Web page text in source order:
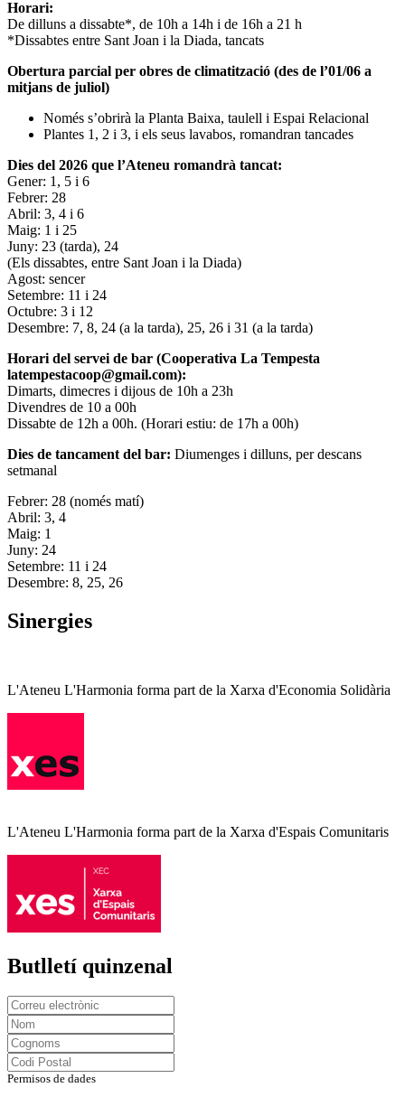
Horari:
De dilluns a dissabte*, de 10h a 14h i de 16h a 21 h
*Dissabtes entre Sant Joan i la Diada, tancats
Obertura parcial per obres de climatització (des de l’01/06 a
mitjans de juliol)
Només s’obrirà la Planta Baixa, taulell i Espai Relacional
Plantes 1, 2 i 3, i els seus lavabos, romandran tancades
Dies del 2026 que l’Ateneu romandrà tancat:
Gener: 1, 5 i 6
Febrer: 28
Abril: 3, 4 i 6
Maig: 1 i 25
Juny: 23 (tarda), 24
(Els dissabtes, entre Sant Joan i la Diada)
Agost: sencer
Setembre: 11 i 24
Octubre: 3 i 12
Desembre: 7, 8, 24 (a la tarda), 25, 26 i 31 (a la tarda)
Horari del servei de bar (Cooperativa La Tempesta
latempestacoop@gmail.com):
Dimarts, dimecres i dijous de 10h a 23h
Divendres de 10 a 00h
Dissabte de 12h a 00h. (Horari estiu: de 17h a 00h)
Dies de tancament del bar: Diumenges i dilluns, per descans
setmanal
Febrer: 28 (només matí)
Abril: 3, 4
Maig: 1
Juny: 24
Setembre: 11 i 24
Desembre: 8, 25, 26
Sinergies
L'Ateneu L'Harmonia forma part de la Xarxa d'Economia Solidària
L'Ateneu L'Harmonia forma part de la Xarxa d'Espais Comunitaris
Butlletí quinzenal
Permisos de dades